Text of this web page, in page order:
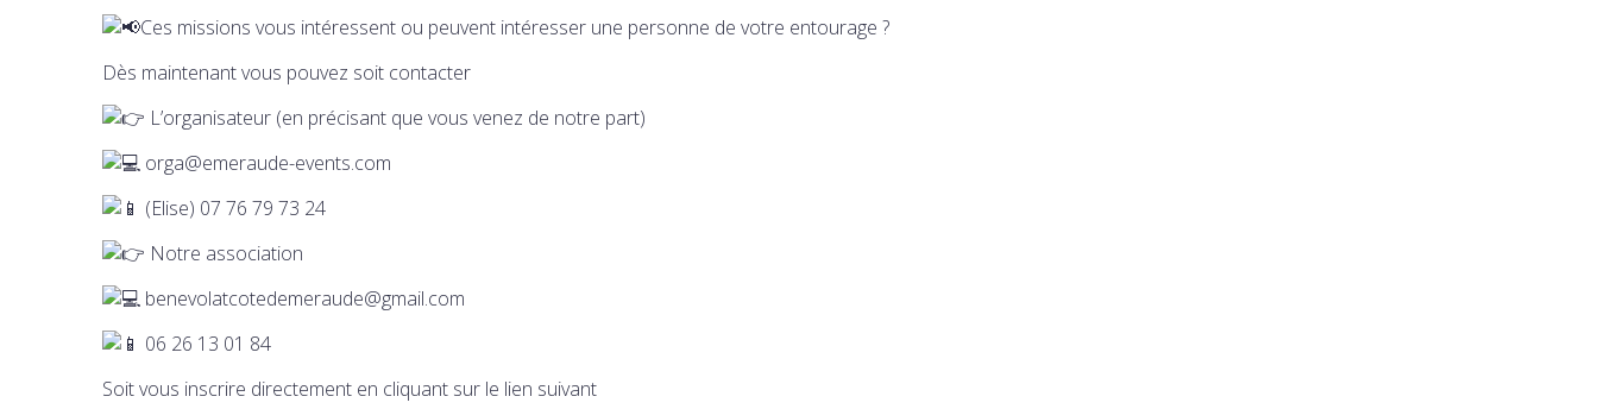
Ces missions vous intéressent ou peuvent intéresser une personne de votre entourage ?
Dès maintenant vous pouvez soit contacter
L’organisateur (en précisant que vous venez de notre part)
orga@emeraude-events.com
(Elise) 07 76 79 73 24
Notre association
benevolatcotedemeraude@gmail.com
06 26 13 01 84
Soit vous inscrire directement en cliquant sur le lien suivant